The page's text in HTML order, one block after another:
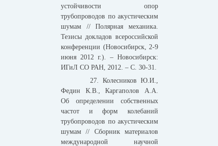
устойчивости опор
трубопроводов по акустическим
шумам // Полярная механика.
Тезисы докладов всероссийской
конференции (Новосибирск, 2-9
июня 2012 г.). – Новосибирск:
ИГиЛ СО РАН, 2012. – С. 30-31.
27. Колесников Ю.И.,
Федин К.В., Каргаполов А.А.
Об определении собственных
частот и форм колебаний
трубопроводов по акустическим
шумам // Сборник материалов
международной научной